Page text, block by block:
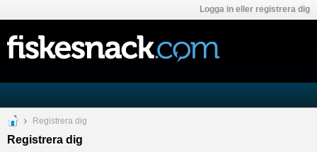
Logga in eller registrera dig
Registrera dig
Registrera dig